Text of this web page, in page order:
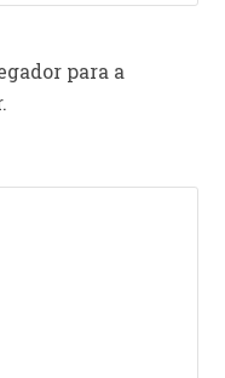
para a